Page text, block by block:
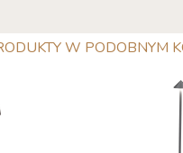
W PODOBNYM